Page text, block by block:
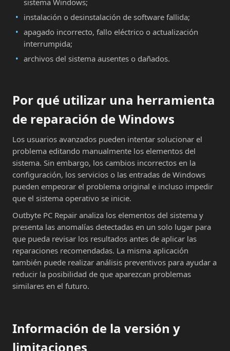
sistema Windows;
instalación o desinstalación de software fallida;
apagado incorrecto, fallo eléctrico o actualización
interrumpida;
archivos del sistema ausentes o dañados.
Por qué utilizar una herramienta
de reparación de Windows
Los usuarios avanzados pueden intentar solucionar el
problema editando manualmente los elementos del
sistema. Sin embargo, los cambios incorrectos en la
configuración, los servicios o las entradas de Windows
pueden empeorar el problema original e incluso impedir
que el sistema operativo se inicie.
Outbyte PC Repair analiza los elementos del sistema y
presenta las anomalías detectadas en un solo lugar para
que pueda revisar los resultados antes de aplicar las
reparaciones recomendadas. La misma aplicación
también puede realizar análisis preventivos para ayudar a
reducir la posibilidad de que aparezcan problemas
similares en el futuro.
Información de la versión y
limitaciones